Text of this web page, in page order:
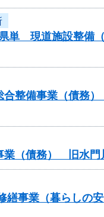
単 現道施設整備
合整備事業（債務
業（債務） 旧水
繕事業（暮らし